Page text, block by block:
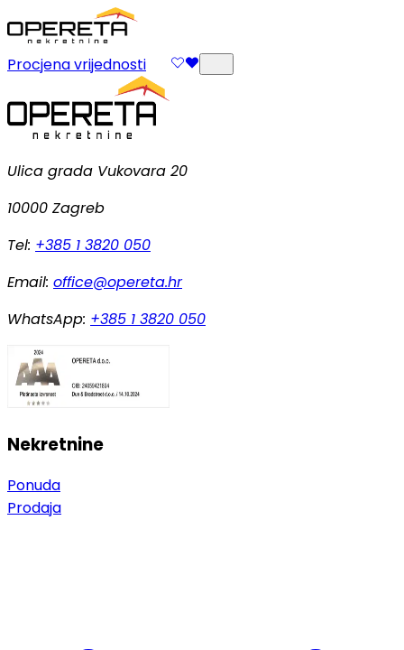
Procjena vrijednosti
Ulica grada Vukovara 20
10000 Zagreb
Tel: +385 1 3820 050
Email: office@opereta.hr
WhatsApp: +385 1 3820 050
Nekretnine
Ponuda
Prodaja